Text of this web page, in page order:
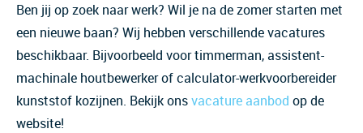
Ben jij op zoek naar werk? Wil je na de zomer starten met
een nieuwe baan? Wij hebben verschillende vacatures
beschikbaar. Bijvoorbeeld voor timmerman, assistent-
machinale houtbewerker of calculator-werkvoorbereider
kunststof kozijnen. Bekijk onsvacature aanbod op de
website!